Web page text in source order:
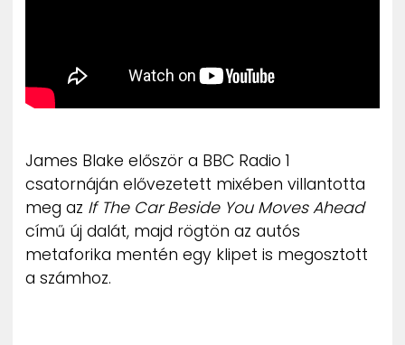
James Blake először a BBC Radio 1
csatornáján elővezetett mixében villantotta
meg az If The Car Beside You Moves Ahead
című új dalát, majd rögtön az autós
metaforika mentén egy klipet is megosztott
a számhoz.